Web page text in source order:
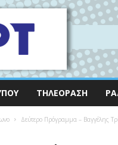
ΤΗΛΕΌΡΑΣΗ
Δεύτερο Πρόγραμμα – Βαγγέλης